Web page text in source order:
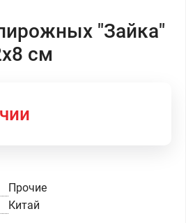
"Зайка"
см
Прочие
Китай